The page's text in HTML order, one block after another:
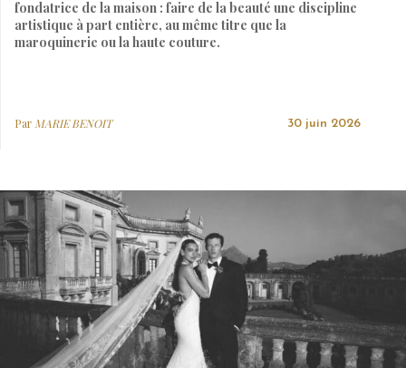
fondatrice de la maison : faire de la beauté une discipline
artistique à part entière, au même titre que la
maroquinerie ou la haute couture.
Par MARIE BENOIT 30 juin 2026